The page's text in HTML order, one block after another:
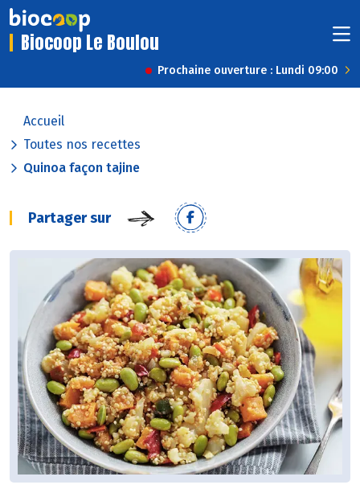
Biocoop Le Boulou
Prochaine ouverture : Lundi 09:00
Accueil
Toutes nos recettes
Quinoa façon tajine
Partager sur